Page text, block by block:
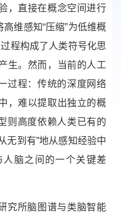
，直接在概念空间进行
维感知“压缩”为低维概
程构成了人类符号化思
生。然而，当前的人工
过程：传统的深度网络
，难以提取出独立的概
则高度依赖人类已有的
无到有”地从感知经验中
脑之间的一个关键差
究所脑图谱与类脑智能